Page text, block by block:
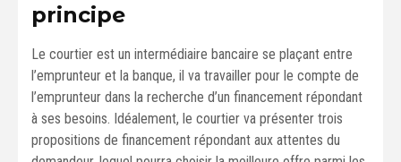
principe
Le courtier est un intermédiaire bancaire se plaçant entre
l’emprunteur et la banque, il va travailler pour le compte de
l’emprunteur dans la recherche d’un financement répondant
à ses besoins. Idéalement, le courtier va présenter trois
propositions de financement répondant aux attentes du